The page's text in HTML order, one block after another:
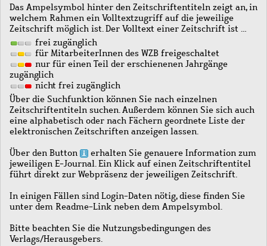
Das Ampelsymbol hinter den Zeitschriftentiteln zeigt an, in
welchem Rahmen ein Volltextzugriff auf die jeweilige
Zeitschrift möglich ist. Der Volltext einer Zeitschrift ist …
frei zugänglich
für MitarbeiterInnen des WZB freigeschaltet
nur für einen Teil der erschienenen Jahrgänge
zugänglich
nicht frei zugänglich
Über die Suchfunktion können Sie nach einzelnen
Zeitschriftentiteln suchen. Außerdem können Sie sich auch
eine alphabetisch oder nach Fächern geordnete Liste der
elektronischen Zeitschriften anzeigen lassen.
Über den Button
erhalten Sie genauere Information zum
jeweiligen E-Journal. Ein Klick auf einen Zeitschriftentitel
führt direkt zur Webpräsenz der jeweiligen Zeitschrift.
In einigen Fällen sind Login-Daten nötig, diese finden Sie
unter dem Readme-Link neben dem Ampelsymbol.
Bitte beachten Sie die Nutzungsbedingungen des
Verlags/Herausgebers.